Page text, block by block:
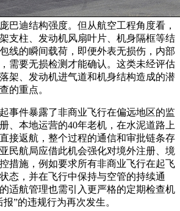
巴迪结构强度。但从航空工程角度看，
支柱、发动机风扇叶片、机身隔框等结
线的瞬间载荷，即便外表无损伤，内部
需要无损检测才能确认。这类未经评估
架、发动机进气道和机身结构造成的潜
的重点。
事件暴露了非商业飞行在偏远地区的监
、本地运营的40年老机，在水泥道路上
接返航，整个过程的通信和审批链条存
民航局应借此机会强化对境外注册、境
措施，例如要求所有非商业飞行在起飞
态，并在飞行中保持与空管的持续通
适航管理也需引入更严格的定期检查机
”的违规行为再次发生。